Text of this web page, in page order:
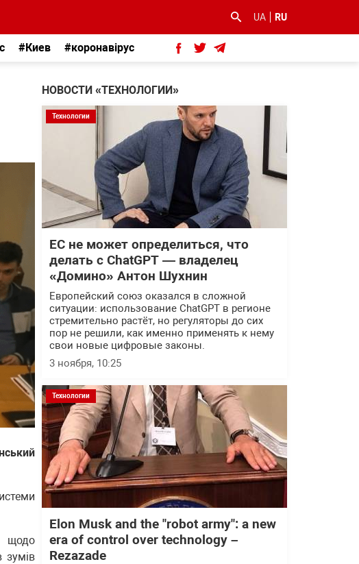
UA RU
#Киев #коронавірус
щодо
зумів
НОВОСТИ «ТЕХНОЛОГИИ»
Технологии
ЕС не может определиться, что
делать с ChatGPT — владелец
«Домино» Антон Шухнин
Европейский союз оказался в сложной
ситуации: использование ChatGPT в регионе
стремительно растёт, но регуляторы до сих
пор не решили, как именно применять к нему
свои новые цифровые законы.
3 ноября, 10:25
Технологии
Elon Musk and the "robot army": a new
era of control over technology –
Rezazade